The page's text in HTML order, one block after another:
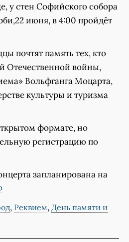
у стен Софийского собора
июня, в 4:00 пройдёт
почтят память тех, кто
Отечественной войны,
Вольфганга Моцарта,
культуры и туризма
формате, но
регистрацию по
запланирована на
, Реквием, День памяти и